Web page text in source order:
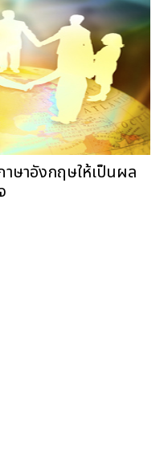
าษาอังกฤษให้เป็นผล